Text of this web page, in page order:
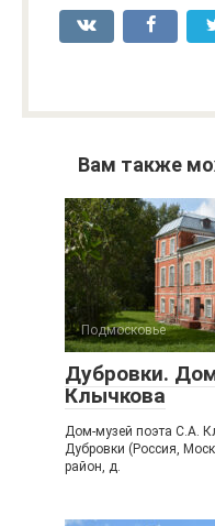
Вам также
Подмосковье
Дубровки.
Клычкова
Дом-музей поэта С.А.
Дубровки (Россия,
район, д.